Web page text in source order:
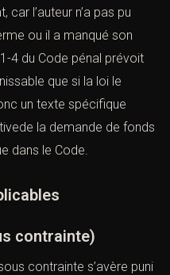
car l’auteur n’a pas pu
ou il a manqué son
4 du Code pénal prévoit
que si la loi le
un texte spécifique
la demande de fonds
dans le Code.
contrainte)
contrainte s’avère puni